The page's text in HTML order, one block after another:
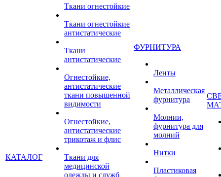
КАТАЛОГ
Ткани огнестойкие
Ткани огнестойкие
антистатические
Ткани
антистатические
Огнестойкие,
антистатические
ткани повышенной
видимости
Огнестойкие,
антистатические
трикотаж и флис
Ткани для
медицинской
одежды и служб
ФУРНИТУРА
Ленты
Металлическая
фурнитура
Молнии,
фурнитура для
молний
Нитки
Пластиковая